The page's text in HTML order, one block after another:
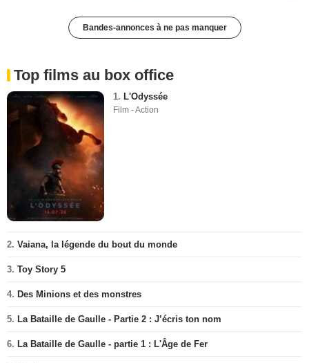
Bandes-annonces à ne pas manquer
Top films au box office
1. L'Odyssée
Film - Action
2. Vaiana, la légende du bout du monde
3. Toy Story 5
4. Des Minions et des monstres
5. La Bataille de Gaulle - Partie 2 : J’écris ton nom
6. La Bataille de Gaulle - partie 1 : L'Âge de Fer